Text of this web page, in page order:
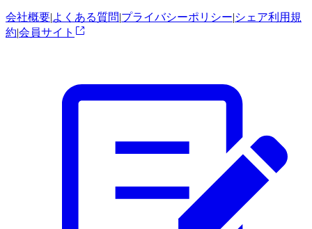
会社概要 よくある質問 プライバシーポリシー シェア利用規
約 会員サイト